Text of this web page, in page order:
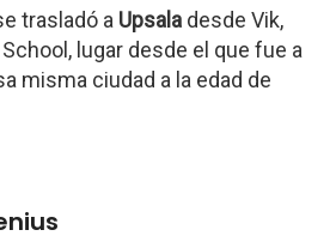
trasladó a Upsala desde Vik,
lugar desde el que fue a
misma ciudad a la edad de